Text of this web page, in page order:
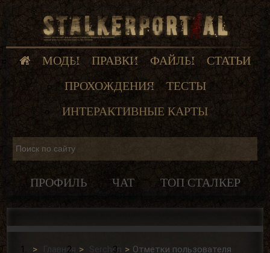
МОДЫ ПРАВКИ ФАЙЛЫ
СТАТЬИ
ПРОХОЖДЕНИЯ
ТЕСТЫ
ИНТЕРАКТИВНЫЕ КАРТЫ
ПРОФИЛЬ ЧАТ ТОП СТАЛКЕР
Главная Serchen Отметки пользователя